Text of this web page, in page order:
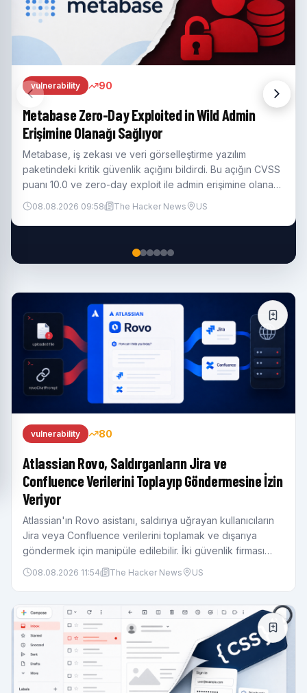
vulnerability
CISA, Progress Kemp LoadMaster'a Kritik
Güvenlik Açığı Ekledi
CISA, Progress Kemp LoadMaster'a kritik güvenlik açığı
ekledi. Bu açığı, 792 raporlu exploit girişimi ardından KEV
kataloğuna ekledi.
08.08.2026 09:52 The Hacker News
vulnerability 80
Atlassian Rovo, Saldırganların Jira ve
Confluence Verilerini Toplayıp Göndermesine İzin
Veriyor
Atlassian'ın Rovo asistanı, saldırıya uğrayan kullanıcıların
Jira veya Confluence verilerini toplamak ve dışarıya
göndermek için manipüle edilebilir. İki güvenlik firması
bağımsız olarak ve farklı yollardan bu davranışın farkına
vardı.
08.08.2026 11:54 The Hacker News US